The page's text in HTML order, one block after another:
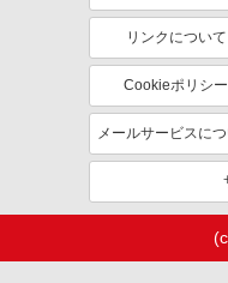
リンクについて
Cookieポリシー
メールサービスに